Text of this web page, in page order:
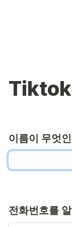
Tiktok
이름이 무엇
전화번호를